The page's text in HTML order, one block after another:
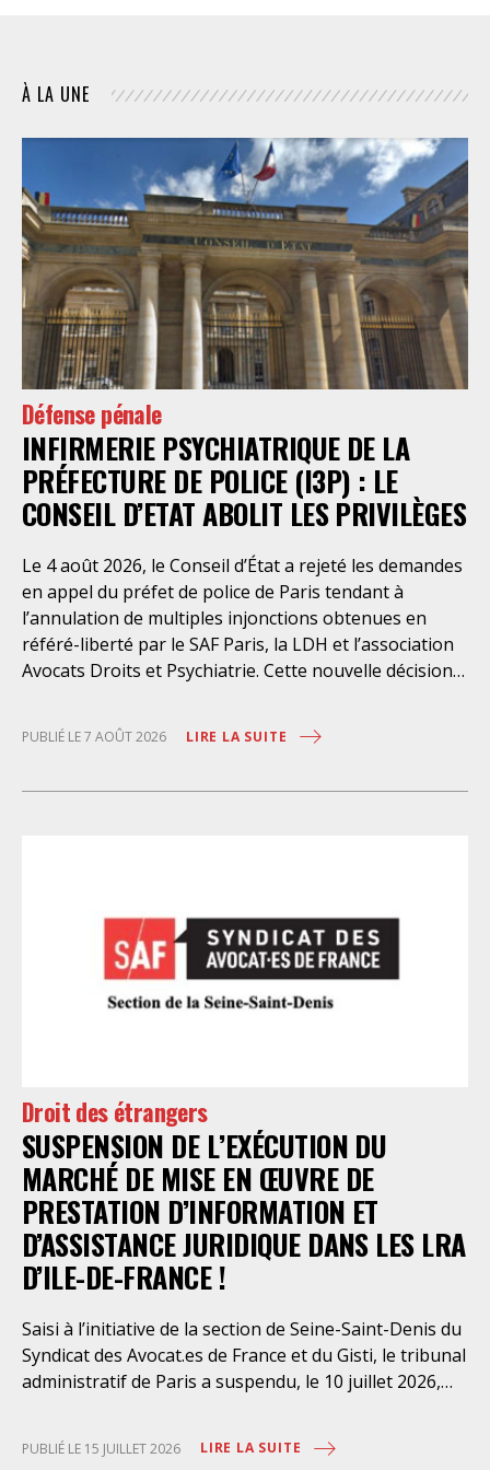
À LA UNE
Défense pénale
INFIRMERIE PSYCHIATRIQUE DE LA
PRÉFECTURE DE POLICE (I3P) : LE
CONSEIL D’ETAT ABOLIT LES PRIVILÈGES
Le 4 août 2026, le Conseil d’État a rejeté les demandes
en appel du préfet de police de Paris tendant à
l’annulation de multiples injonctions obtenues en
référé-liberté par le SAF Paris, la LDH et l’association
Avocats Droits et Psychiatrie. Cette nouvelle décision
personnes retenues à l’infirmerie psychiatrique de la
préfecture de police de Paris. Près d’ici mais loin des
en évidence des violations graves des droits les plus
élémentaires. Saisi par le SAF Paris et la LDH, avec
l’intervention volontaire de l’association Avocats
Droits et Psychiatrie, le tribunal administratif de Paris
Paris en avait interjeté appel. Par ordonnance du 4
août dernier, le Conseil d’Etat a aboli les privilèges
dont l’infirmerie psychiatrique de la préfecture de
police a depuis trop longtemps
PUBLIÉ LE 7 AOÛT 2026 LIRE LA SUITE
Droit des étrangers
SUSPENSION DE L’EXÉCUTION DU
MARCHÉ DE MISE EN ŒUVRE DE
PRESTATION D’INFORMATION ET
D’ASSISTANCE JURIDIQUE DANS LES LRA
D’ILE-DE-FRANCE !
Saisi à l’initiative de la section de Seine-Saint-Denis du
Syndicat des Avocat.es de France et du Gisti, le tribunal
administratif de Paris a suspendu, le 10 juillet 2026,
juridique des étrangers maintenus dans les locaux de
PUBLIÉ LE 15 JUILLET 2026 LIRE LA SUITE